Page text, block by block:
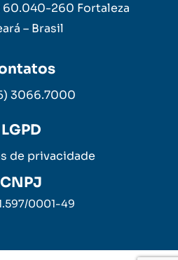
60.040-260 Fortaleza
– Brasil
3066.7000
LGPD
de privacidade
CNPJ
0001-49